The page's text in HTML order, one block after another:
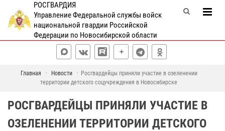
РОСГВАРДИЯ
Управление Федеральной службы войск
национальной гвардии Российской
Федерации по Новосибирской области
Главная Новости
Росгвардейцы приняли участие в озеленении
территории детского соцучреждения в Новосибирске
РОСГВАРДЕЙЦЫ ПРИНЯЛИ УЧАСТИЕ В
ОЗЕЛЕНЕНИИ ТЕРРИТОРИИ ДЕТСКОГО